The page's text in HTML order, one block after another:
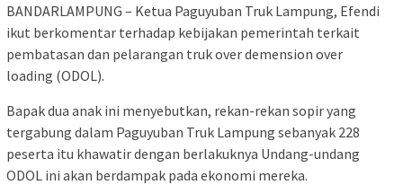
BANDARLAMPUNG – Ketua Paguyuban Truk Lampung, Efendi
ikut berkomentar terhadap kebijakan pemerintah terkait
pembatasan dan pelarangan truk over demension over
loading (ODOL).
Bapak dua anak ini menyebutkan, rekan-rekan sopir yang
tergabung dalam Paguyuban Truk Lampung sebanyak 228
peserta itu khawatir dengan berlakuknya Undang-undang
ODOL ini akan berdampak pada ekonomi mereka.